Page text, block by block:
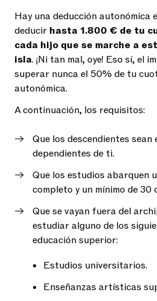
Hay una deducción autonómica
deducir hasta 1.800 € de tu
cada hijo que se marche a
isla. ¡Ni tan mal, oye! Eso sí, el
superar nunca el 50% de tu
autonómica.
A continuación, los requisitos:
Que los descendientes sean
dependientes de ti.
Que los estudios abarquen
completo y un mínimo de 30
Que se vayan fuera del
estudiar alguno de los
educación superior:
Estudios universitarios.
Enseñanzas artísticas